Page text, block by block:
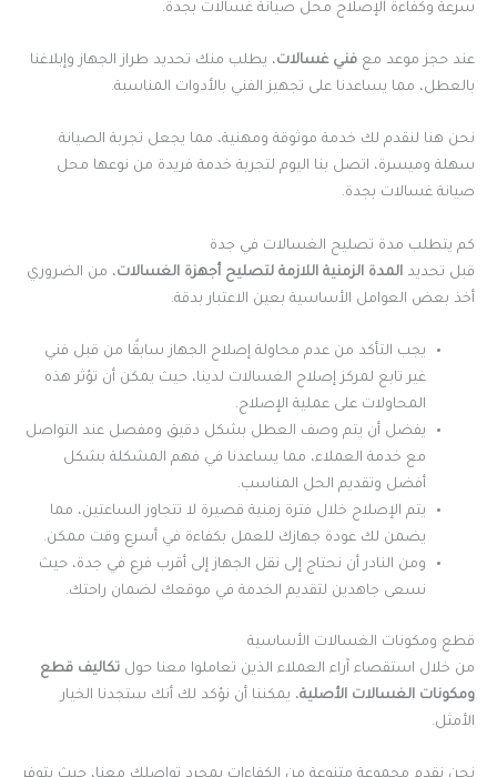
سرعة وكفاءة الإصلاح محل صيانة غسالات بجدة.
عند حجز موعد مع فني غسالات، يطلب منك تحديد طراز الجهاز وإبلاغنا
بالعطل، مما يساعدنا على تجهيز الفني بالأدوات المناسبة.
نحن هنا لنقدم لك خدمة موثوقة ومهنية، مما يجعل تجربة الصيانة
سهلة وميسرة، اتصل بنا اليوم لتجربة خدمة فريدة من نوعها محل
صيانة غسالات بجدة.
كم يتطلب مدة تصليح الغسالات في جدة
قبل تحديد المدة الزمنية اللازمة لتصليح أجهزة الغسالات، من الضروري
أخذ بعض العوامل الأساسية بعين الاعتبار بدقة.
يجب التأكد من عدم محاولة إصلاح الجهاز سابقًا من قبل فني
غير تابع لمركز إصلاح الغسالات لدينا، حيث يمكن أن تؤثر هذه
المحاولات على عملية الإصلاح.
يفضل أن يتم وصف العطل بشكل دقيق ومفصل عند التواصل
مع خدمة العملاء، مما يساعدنا في فهم المشكلة بشكل
أفضل وتقديم الحل المناسب.
يتم الإصلاح خلال فترة زمنية قصيرة لا تتجاوز الساعتين، مما
يضمن لك عودة جهازك للعمل بكفاءة في أسرع وقت ممكن.
ومن النادر أن نحتاج إلى نقل الجهاز إلى أقرب فرع في جدة، حيث
نسعى جاهدين لتقديم الخدمة في موقعك لضمان راحتك.
قطع ومكونات الغسالات الأساسية
من خلال استقصاء آراء العملاء الذين تعاملوا معنا حول تكاليف قطع
ومكونات الغسالات الأصلية، يمكننا أن نؤكد لك أنك ستجدنا الخيار
الأمثل.